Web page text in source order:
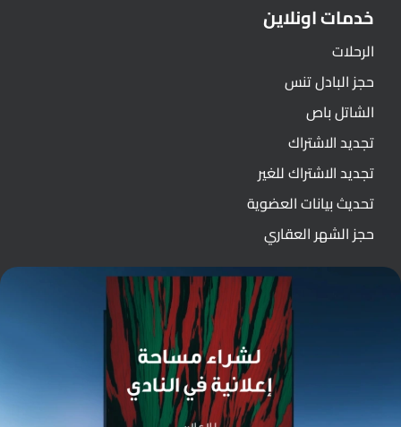
خدمات اونلاين
الرحلات
حجز البادل تنس
الشاتل باص
تجديد الاشتراك
تجديد الاشتراك للغير
تحديث بيانات العضوية
حجز الشهر العقاري